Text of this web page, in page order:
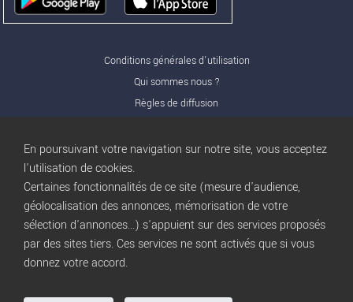
Conditions générales d'utilisation
Qui sommes nous ?
Règles de diffusion
Nos offres Pro
Publicité
Conditions d’Utilisation
Privacy Policy
Blogtrocbuy
Gestion des cookies
En poursuivant votre navigation sur notre site, vous acceptez
l'utilisation de cookies.
Certaines fonctionnalités de ce site (mesure d'audience,
géolocalisation des annonces, mémorisation de votre
sélection d'annonces...) s'appuient sur des services proposés
par des sites tiers. Ces services ne sont activés que si vous
donnez votre accord.